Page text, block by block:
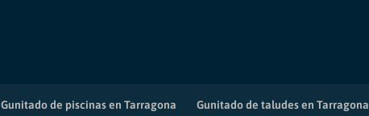
Gunitado de piscinas en Tarragona Gunitado de taludes en Tarragona